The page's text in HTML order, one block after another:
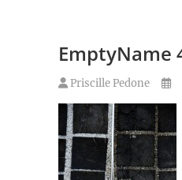
EmptyName
Priscille Pedone